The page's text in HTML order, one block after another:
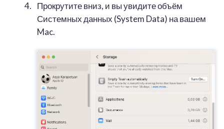
Прокрутите вниз, и вы увидите объём
Системных данных (System Data) на вашем
Mac.